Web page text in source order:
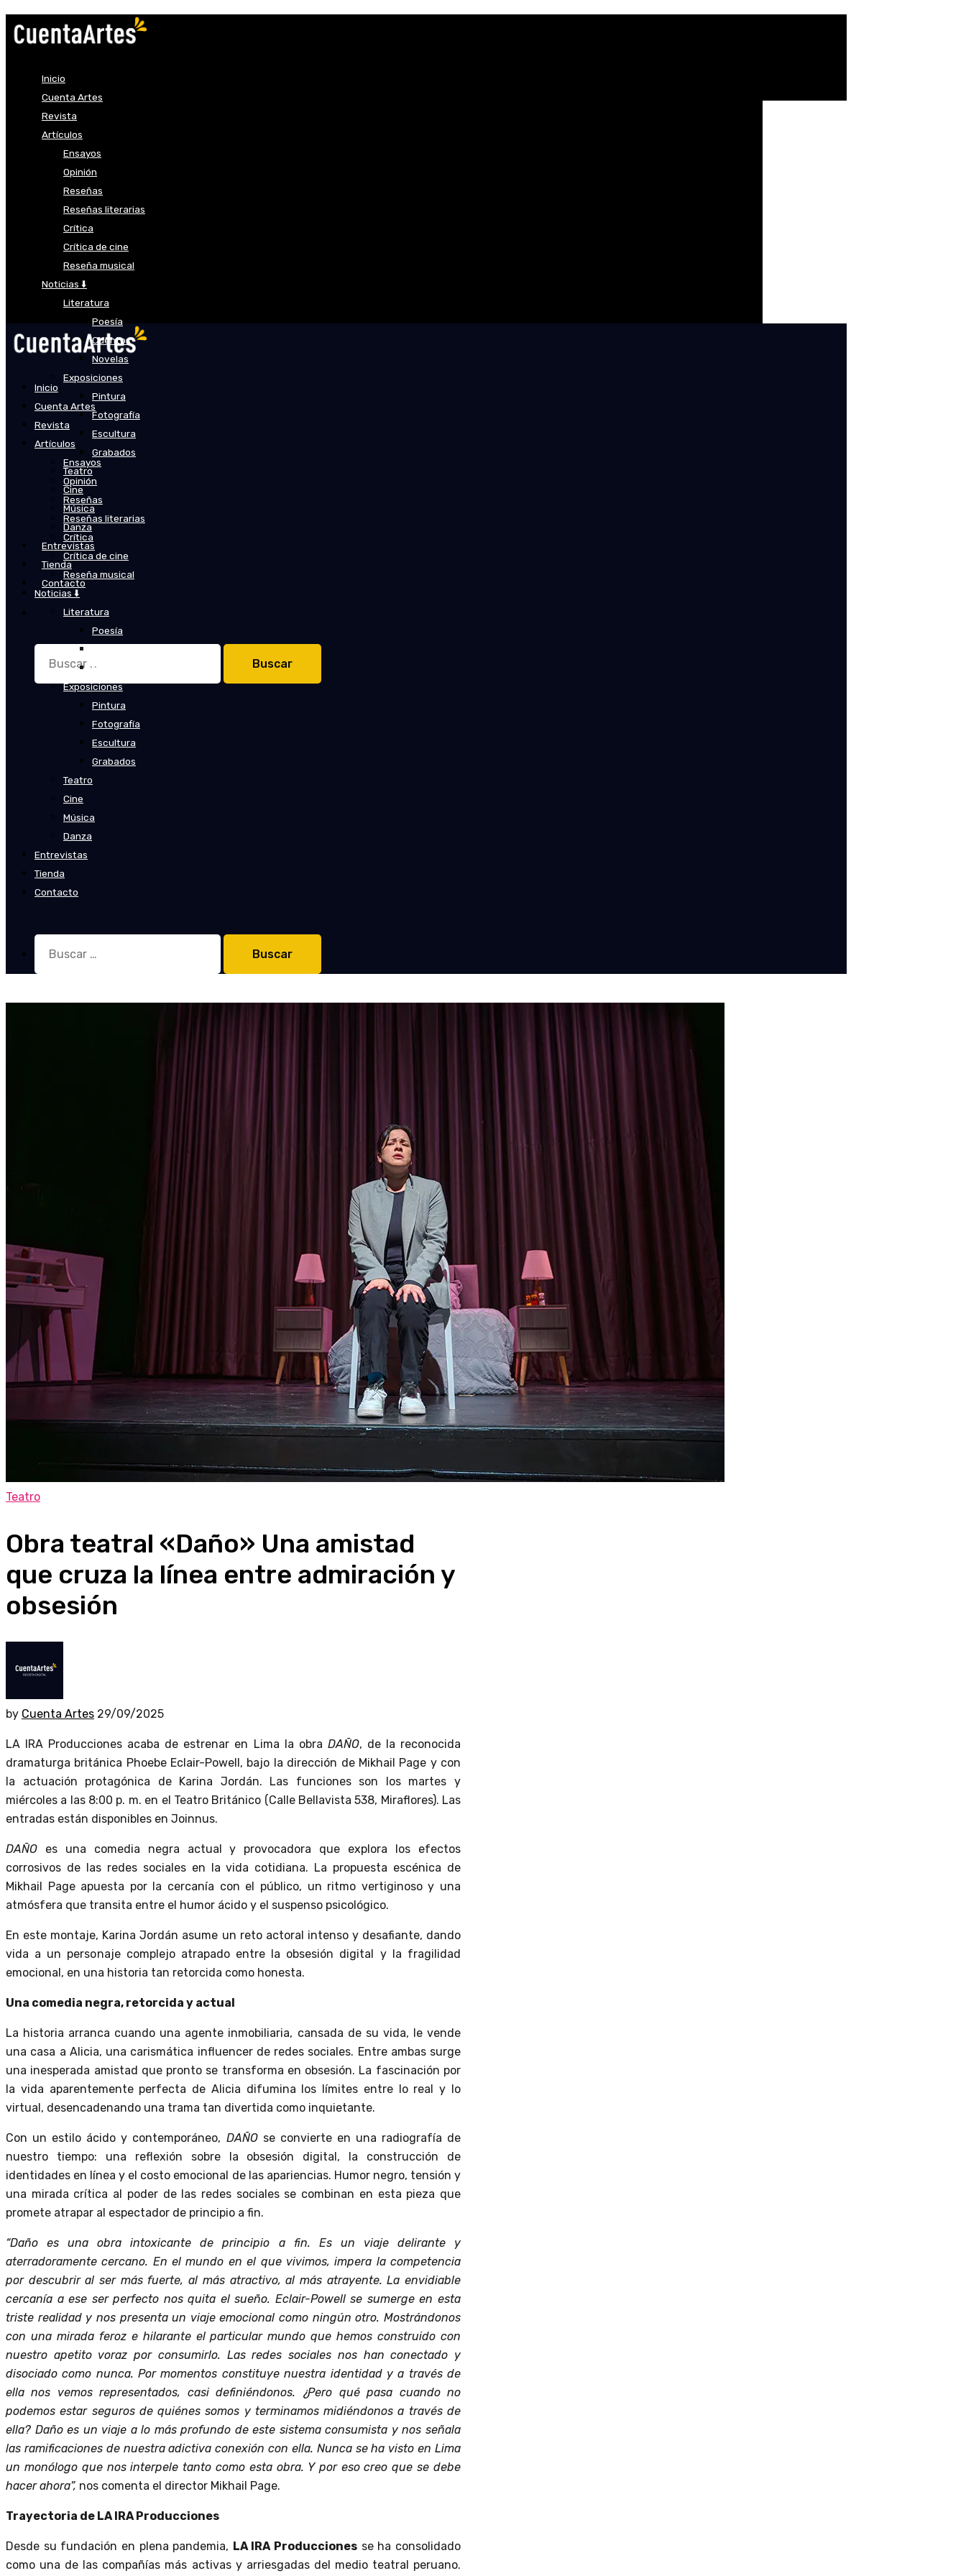
Inicio
Cuenta Artes
Revista
Artículos
Ensayos
Opinión
Reseñas
Reseñas literarias
Crítica
Crítica de cine
Reseña musical
Noticias ⬇️
Literatura
Poesía
Cuentos
Novelas
Exposiciones
Pintura
Fotografía
Escultura
Grabados
Teatro
Cine
Música
Danza
Entrevistas
Tienda
Contacto
Buscar:
Inicio
Cuenta Artes
Revista
Artículos
Ensayos
Opinión
Reseñas
Reseñas literarias
Crítica
Crítica de cine
Reseña musical
Noticias ⬇️
Literatura
Poesía
Novelas
Exposiciones
Pintura
Fotografía
Escultura
Grabados
Teatro
Cine
Música
Danza
Entrevistas
Tienda
Contacto
Buscar:
Teatro
Obra teatral «Daño» Una amistad
que cruza la línea entre admiración y
obsesión
by Cuenta Artes 29/09/2025
LA IRA Producciones acaba de estrenar en Lima la obra DAÑO, de la reconocida
dramaturga británica Phoebe Eclair-Powell, bajo la dirección de Mikhail Page y con
la actuación protagónica de Karina Jordán. Las funciones son los martes y
miércoles a las 8:00 p. m. en el Teatro Británico (Calle Bellavista 538, Miraflores). Las
entradas están disponibles en Joinnus.
DAÑO es una comedia negra actual y provocadora que explora los efectos
corrosivos de las redes sociales en la vida cotidiana. La propuesta escénica de
Mikhail Page apuesta por la cercanía con el público, un ritmo vertiginoso y una
atmósfera que transita entre el humor ácido y el suspenso psicológico.
En este montaje, Karina Jordán asume un reto actoral intenso y desafiante, dando
vida a un personaje complejo atrapado entre la obsesión digital y la fragilidad
emocional, en una historia tan retorcida como honesta.
Una comedia negra, retorcida y actual
La historia arranca cuando una agente inmobiliaria, cansada de su vida, le vende
una casa a Alicia, una carismática influencer de redes sociales. Entre ambas surge
una inesperada amistad que pronto se transforma en obsesión. La fascinación por
la vida aparentemente perfecta de Alicia difumina los límites entre lo real y lo
virtual, desencadenando una trama tan divertida como inquietante.
Con un estilo ácido y contemporáneo, DAÑOse convierte en una radiografía de
nuestro tiempo: una reflexión sobre la obsesión digital, la construcción de
identidades en línea y el costo emocional de las apariencias. Humor negro, tensión y
una mirada crítica al poder de las redes sociales se combinan en esta pieza que
promete atrapar al espectador de principio a fin.
“Daño es una obra intoxicante de principio a fin. Es un viaje delirante y
aterradoramente cercano. En el mundo en el que vivimos, impera la competencia
por descubrir al ser más fuerte, al más atractivo, al más atrayente. La envidiable
cercanía a ese ser perfecto nos quita el sueño. Eclair-Powell se sumerge en esta
triste realidad y nos presenta un viaje emocional como ningún otro. Mostrándonos
con una mirada feroz e hilarante el particular mundo que hemos construido con
nuestro apetito voraz por consumirlo. Las redes sociales nos han conectado y
disociado como nunca. Por momentos constituye nuestra identidad y a través de
ella nos vemos representados, casi definiéndonos. ¿Pero qué pasa cuando no
podemos estar seguros de quiénes somos y terminamos midiéndonos a través de
ella? Daño es un viaje a lo más profundo de este sistema consumista y nos señala
las ramificaciones de nuestra adictiva conexión con ella. Nunca se ha visto en Lima
un monólogo que nos interpele tanto como esta obra. Y por eso creo que se debe
hacer ahora”, nos comenta el director Mikhail Page.
Trayectoria de LA IRA Producciones
Desde su fundación en plena pandemia, LA IRA Producciones se ha consolidado
como una de las compañías más activas y arriesgadas del medio teatral peruano.